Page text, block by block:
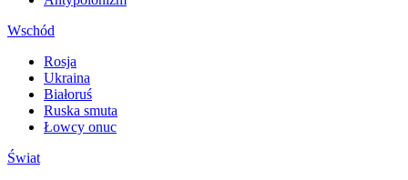
Wschód
Rosja
Ukraina
Białoruś
Ruska smuta
Łowcy onuc
Świat